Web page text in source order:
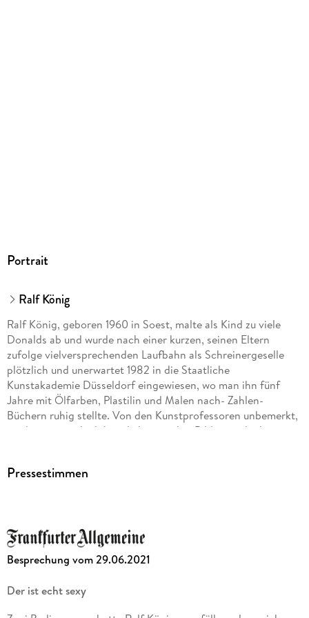
Portrait
Ralf König
Ralf König, geboren 1960 in Soest, malte als Kind zu viele
Donalds ab und wurde nach einer kurzen, seinen Eltern
zufolge vielversprechenden Laufbahn als Schreinergeselle
plötzlich und unerwartet 1982 in die Staatliche
Kunstakademie Düsseldorf eingewiesen, wo man ihn fünf
Jahre mit Ölfarben, Plastilin und Malen nach- Zahlen-
Büchern ruhig stellte. Von den Kunstprofessoren unbemerkt,
zeichnete er jedoch heimlich weiterhin Bildergeschichten.
wurde, setzte man ihn nach zehn Semestern auf freien Fuß.
Indizierungsantrag des Bayerischen Jugendamtes) den
Vorwurf einbrachte, Homosexualität als etwas
Selbstverständliches darzustellen und Heterosexualität zu
unter dem Kunstvorbehalt abgelehnt.) Ralf König lebt und
kritzelt von der Staatsgewalt unbehelligt in Köln am Rhein.
Pressestimmen
Besprechung vom 29.06.2021
Der ist echt sexy